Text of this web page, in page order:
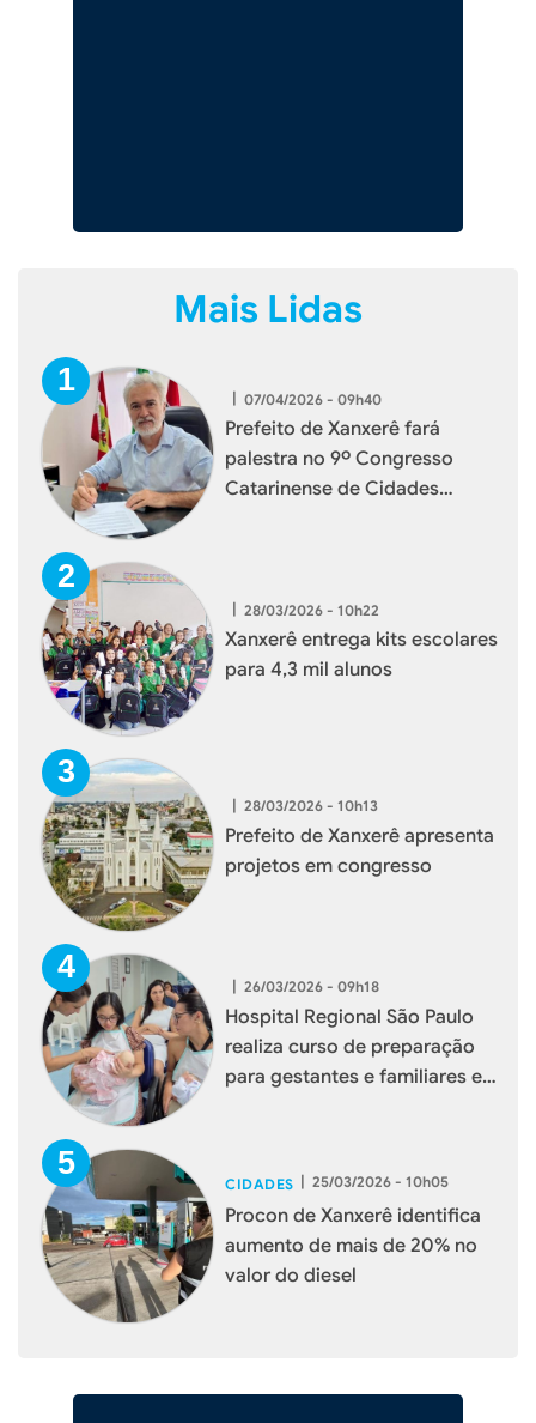
Mais Lidas
07/04/2026 - 09h40
Prefeito de Xanxerê fará
palestra no 9º Congresso
Catarinense de Cidades
| 28/03/2026 - 10h22
Xanxerê entrega kits escolares
para 4,3 mil alunos
| 28/03/2026 - 10h13
Prefeito de Xanxerê apresenta
projetos em congresso
| 26/03/2026 - 09h18
Hospital Regional São Paulo
realiza curso de preparação
para gestantes e familiares em
CIDADES | 25/03/2026 - 10h05
Procon de Xanxerê identifica
aumento de mais de 20% no
valor do diesel